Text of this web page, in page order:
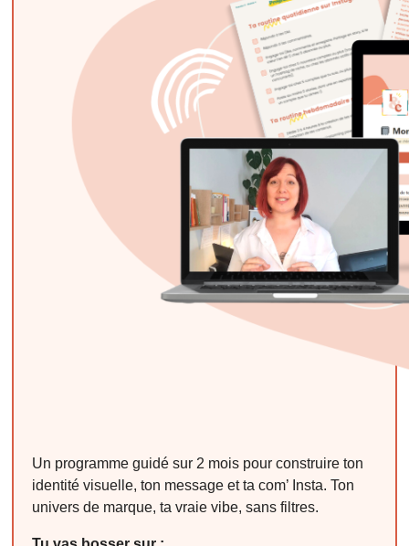
Un programme guidé sur 2 mois pour construire ton
identité visuelle, ton message et ta com’ Insta. Ton
univers de marque, ta vraie vibe, sans filtres.